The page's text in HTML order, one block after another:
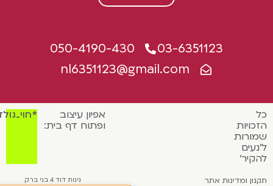
03-6351123
050-4190-430
nl6351123@gmail.com
אפיון עיצוב
ופתוח דף בית:
*חוי_גולדמן
ומדינות אתר גינות דוד 4 בני ברק